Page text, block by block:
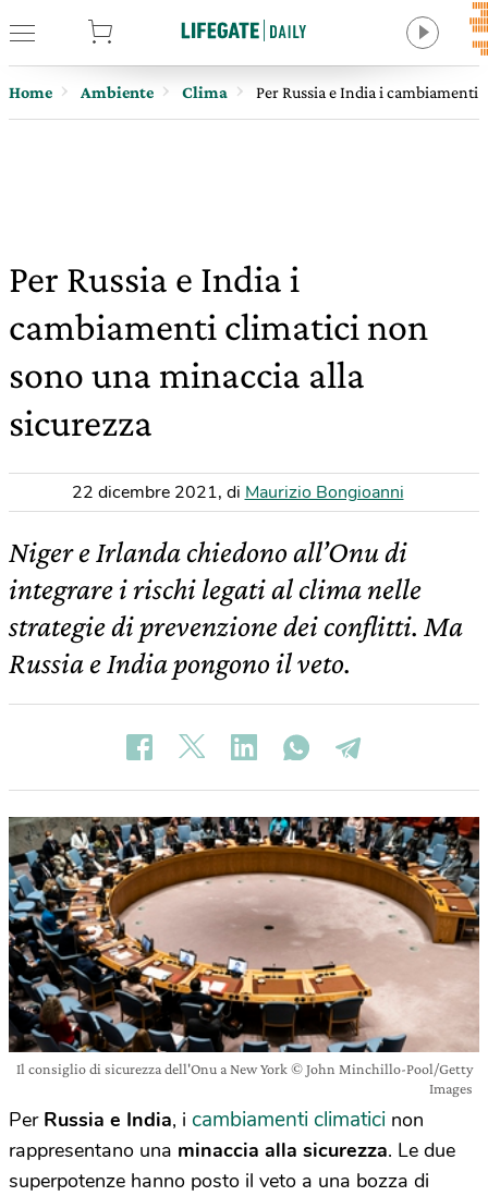
Home Ambiente Clima Per Russia e India i
Per Russia e India i
cambiamenti climatici non
sono una minaccia alla
sicurezza
22 dicembre 2021, di Maurizio Bongioanni
Niger e Irlanda chiedono all’Onu di
integrare i rischi legati al clima nelle
strategie di prevenzione dei conflitti. Ma
Russia e India pongono il veto.
Il consiglio di sicurezza dell'Onu a New York © John Minchillo-Pool/Getty
Images
Per Russia e India, i cambiamenti climatici non
rappresentano una minaccia alla sicurezza. Le due
superpotenze hanno posto il veto a una bozza di